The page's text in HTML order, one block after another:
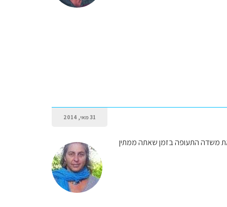
31 מאי, 2014
משדה התעופה בזמן שאתה ממתין